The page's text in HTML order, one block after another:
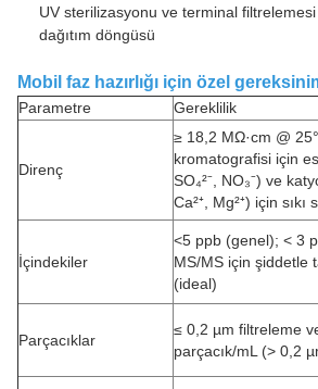
UV sterilizasyonu ve terminal
dağıtım döngüsü
Mobil faz hazırlığı için özel
Parametre Gereklilik
Direnç
≥ 18,2 MΩ·cm @
kromatografisi için
SO₄²⁻, NO₃⁻) ve
Ca²⁺, Mg²⁺) için sıkı
İçindekiler
<5 ppb (genel); < 3
MS/MS için şiddetle
(ideal)
Parçacıklar
≤ 0,2 µm filtreleme
parçacık/mL (> 0,2